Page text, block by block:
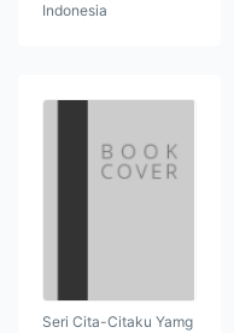
Indonesia
Seri Cita-Citaku Yamg